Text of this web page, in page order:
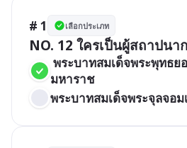
# 1 เลือกประเภท
NO. 12 ใครเป็นผู้สถาปน
มหาราช
พระบาทสมเด็จพระจุลจอม